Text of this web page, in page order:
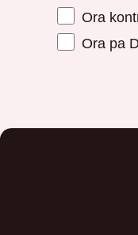
Ora
Ora pa